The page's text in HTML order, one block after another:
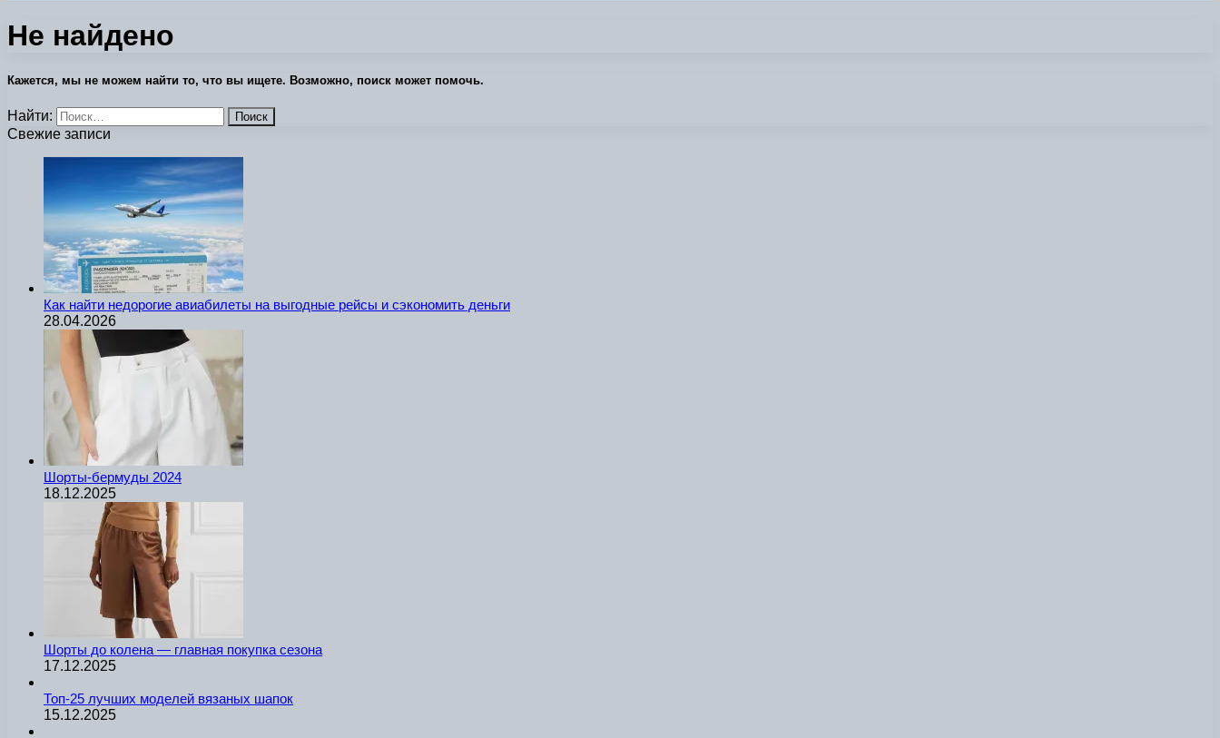
Не найдено
Кажется, мы не можем найти то, что вы ищете. Возможно, поиск может помочь.
Найти:
Свежие записи
Как найти недорогие авиабилеты на выгодные рейсы и сэкономить деньги
28.04.2026
Шорты-бермуды 2024
18.12.2025
Шорты до колена — главная покупка сезона
17.12.2025
Топ-25 лучших моделей вязаных шапок
15.12.2025